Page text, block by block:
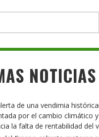
NOTICIAS
de una vendimia
por el cambio climático y
la falta de rentabilidad del